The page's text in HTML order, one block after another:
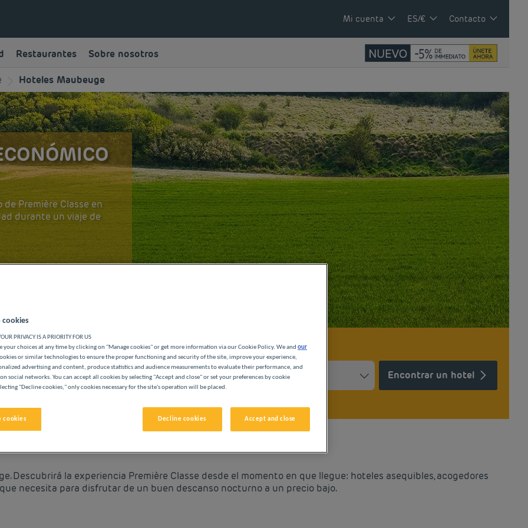
Mi cuenta ES/€ Contacto
Restaurantes Sobre nosotros
Hoteles Maubeuge
Première Classe en
durante un viaje de
PREMIÈRE CLASSE
Encontrar un hotel
BAJOS EN MAUBEUGE
Descubrirá la experiencia Première Classe desde el momento en que llegue: hoteles asequibles, acogedores
necesita para disfrutar de un buen descanso nocturno a un precio bajo.
cookies
PRIVACY IS A PRIORITY FOR US
your choices at any time by clicking on "Manage cookies" or get more information via our Cookie Policy. We and our
or similar technologies to ensure the proper functioning and security of the site, improve your experience,
advertising and content, produce statistics and audience measurements to evaluate their performance, and
social networks. You can accept all cookies by selecting "Accept and close" or set your preferences by cookie
"Decline cookies," only cookies necessary for the site's operation will be placed.
cookies Decline cookies Accept and close